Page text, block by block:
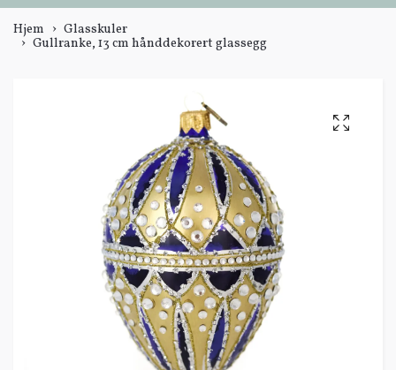
Hjem
Glasskuler
Gullranke, 13 cm hånddekorert glassegg